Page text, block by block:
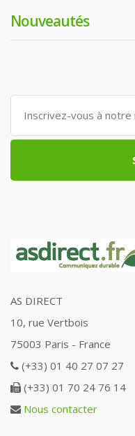
Nouveautés
AS DIRECT
10, rue Vertbois
75003 Paris - France
(+33) 01 40 27 07 27
(+33) 01 70 24 76 14
Nous contacter